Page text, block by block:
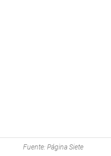
Fuente: Página Siete